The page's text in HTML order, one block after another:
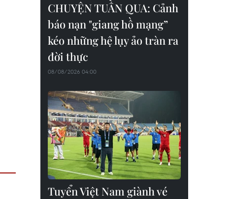
CHUYỆN TUẦN QUA: Cảnh
báo nạn "giang hồ mạng”
kéo những hệ lụy ảo tràn ra
đời thực
08/08/2026 04:00
Tuyển Việt Nam giành vé